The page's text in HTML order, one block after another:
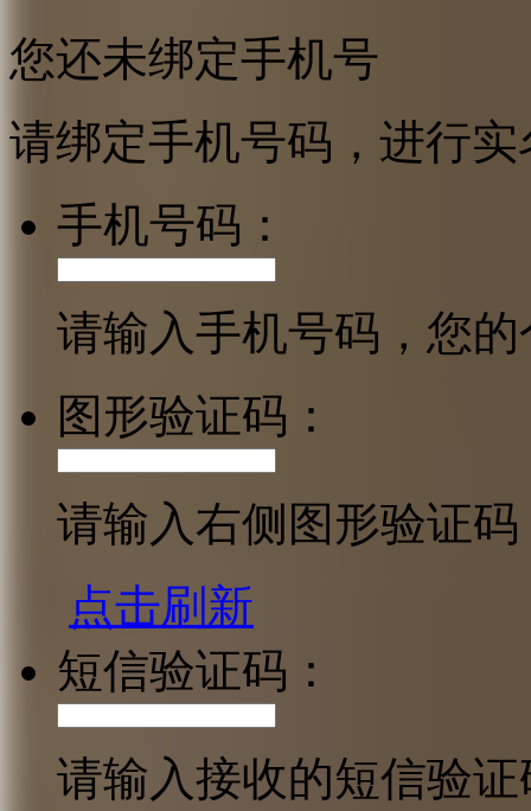
您还未绑定手机号
请绑定手机号码，进行
手机号码：
请输入手机号码，您
图形验证码：
请输入右侧图形验证码
点击刷新
短信验证码：
请输入接收的短信验证